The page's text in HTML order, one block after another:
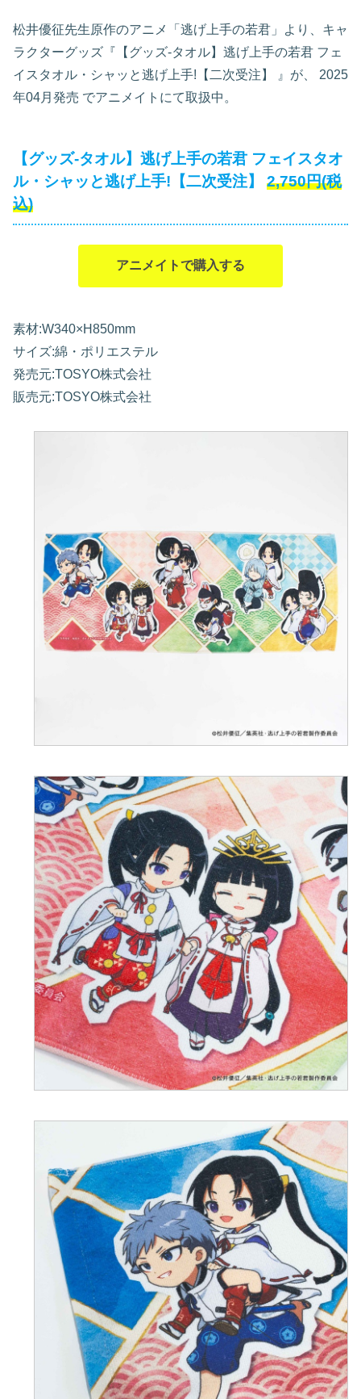
松井優征先生原作のアニメ「逃げ上手の若君」より、キャ
ラクターグッズ『【グッズ-タオル】逃げ上手の若君 フェ
イスタオル・シャッと逃げ上手!【二次受注】
』が、
2025
年04月発売 でアニメイトにて取扱中。
【グッズ-タオル】逃げ上手の若君 フェイスタオ
ル・シャッと逃げ上手!【二次受注】
2,750円(税
込)
アニメイトで購入する
素材:W340×H850mm
サイズ:綿・ポリエステル
発売元:TOSYO株式会社
販売元:TOSYO株式会社